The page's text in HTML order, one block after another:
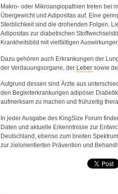
Makro- oder Mikroangiopathien treten bei
Übergewicht und Adipositas auf. Eine
Sterblichkeit sind die drohenden Folgen.
Adipositas zur diabetischen
Krankheitsbild mit vielfältigen
Dazu gehören auch Erkrankungen der
der Verdauungsorgane, der Leber sowie
Aufgrund dessen sind Ärzte aus
den Begleiterkrankungen adipöser
aufmerksam zu machen und frühzeitig
In jeder Ausgabe des KingSize Forum
Daten und aktuelle Erkenntnisse zur
Deutschland, ebenso zum breiten
zur zielorientierten Prävention und